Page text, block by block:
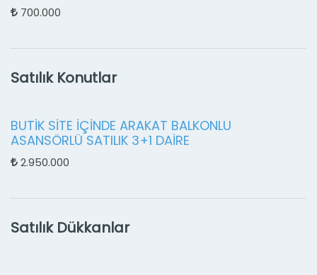
700.000
Satılık Konutlar
BUTİK SİTE İÇİNDE ARAKAT BALKONLU
ASANSÖRLÜ SATILIK 3+1 DAİRE
2.950.000
Satılık Dükkanlar